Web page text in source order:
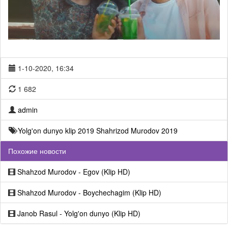
1-10-2020, 16:34
1 682
admin
Yolg'on dunyo klip 2019 Shahrizod Murodov 2019
Похожие новости
Shahzod Murodov - Egov (Klip HD)
Shahzod Murodov - Boychechagim (Klip HD)
Janob Rasul - Yolg'on dunyo (Klip HD)